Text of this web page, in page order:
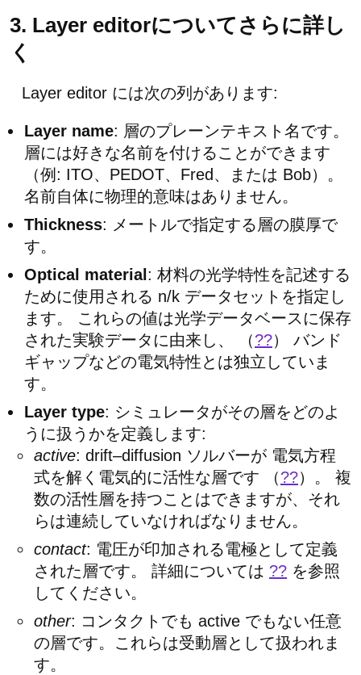
3. Layer editorについてさらに詳し
く
Layer editor には次の列があります:
Layer name: 層のプレーンテキスト名です。
層には好きな名前を付けることができます
（例: ITO、PEDOT、Fred、または Bob）。
名前自体に物理的意味はありません。
Thickness: メートルで指定する層の膜厚で
す。
Optical material : 材料の光学特性を記述する
ために使用される n/k データセットを指定し
ます。 これらの値は光学データベースに保存
された実験データに由来し、 （??） バンド
ギャップなどの電気特性とは独立していま
す。
Layer type: シミュレータがその層をどのよ
うに扱うかを定義します:
active: drift–diffusion ソルバーが 電気方程
式を解く電気的に活性な層です （??）。 複
数の活性層を持つことはできますが、それ
らは連続していなければなりません。
contact: 電圧が印加される電極として定義
された層です。 詳細については ?? を参照
してください。
other: コンタクトでも active でもない任意
の層です。これらは受動層として扱われま
す。